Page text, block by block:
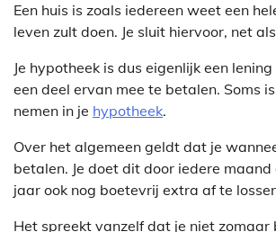
Een huis is zoals iedereen weet een
leven zult doen. Je sluit hiervoor, net
Je hypotheek is dus eigenlijk een
een deel ervan mee te betalen. Soms
nemen in je hypotheek.
Over het algemeen geldt dat je
betalen. Je doet dit door iedere
jaar ook nog boetevrij extra af te
Het spreekt vanzelf dat je niet zomaar